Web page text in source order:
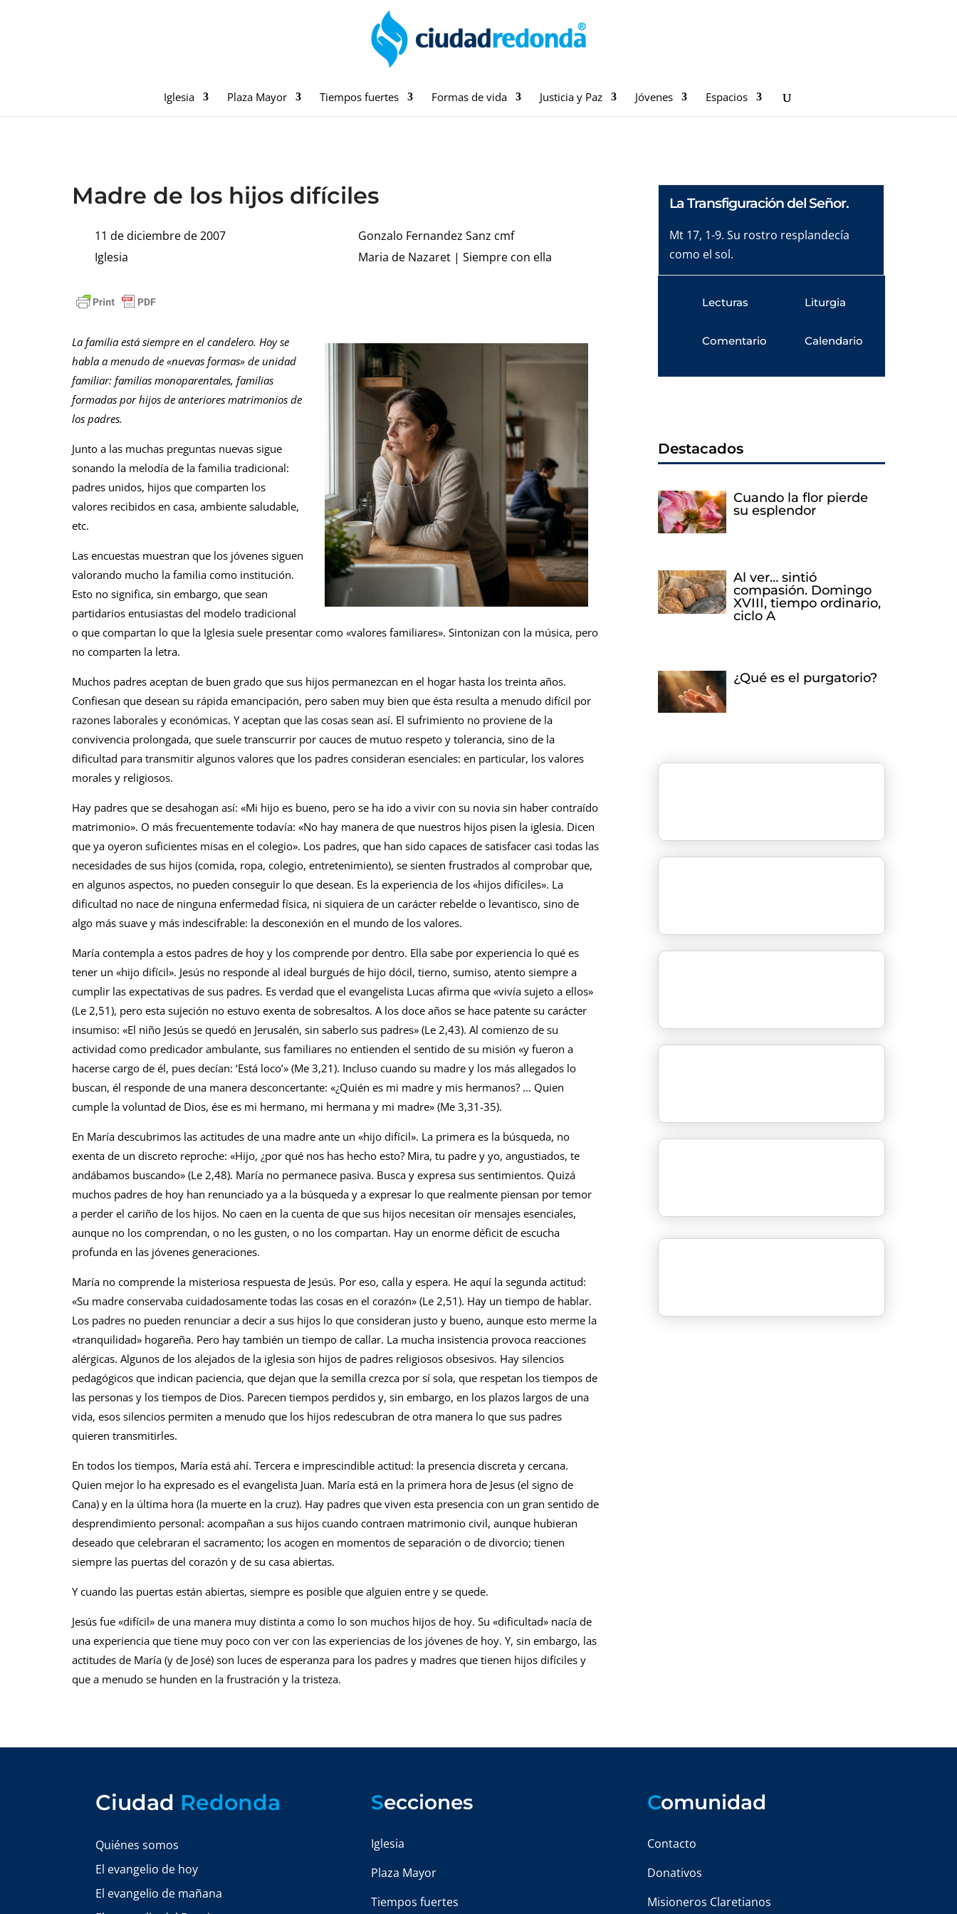
Iglesia Plaza Mayor Tiempos fuertes Formas de vida Justicia y Paz Jóvenes Espacios
Madre de los hijos difíciles
11 de diciembre de 2007
Iglesia
Gonzalo Fernandez Sanz cmf
Maria de Nazaret |Siempre con ella
La familia está siempre en el candelero. Hoy se
habla a menudo de «nuevas formas» de unidad
familiar: familias monoparentales, familias
formadas por hijos de anteriores matrimonios de
los padres.
Junto a las muchas preguntas nuevas sigue
sonando la melodía de la familia tradicional:
padres unidos, hijos que comparten los
valores recibidos en casa, ambiente saludable,
etc.
Las encuestas muestran que los jóvenes siguen
valorando mucho la familia como institución.
Esto no significa, sin embargo, que sean
partidarios entusiastas del modelo tradicional
o que compartan lo que la Iglesia suele presentar como «valores familiares». Sintonizan con la música, pero
no comparten la letra.
Muchos padres aceptan de buen grado que sus hijos permanezcan en el hogar hasta los treinta años.
Confiesan que desean su rápida emancipación, pero saben muy bien que ésta resulta a menudo difícil por
razones laborales y económicas. Y aceptan que las cosas sean así. El sufrimiento no proviene de la
convivencia prolongada, que suele transcurrir por cauces de mutuo respeto y tolerancia, sino de la
dificultad para transmitir algunos valores que los padres consideran esenciales: en particular, los valores
morales y religiosos.
Hay padres que se desahogan así: «Mi hijo es bueno, pero se ha ido a vivir con su novia sin haber contraído
matrimonio». O más frecuentemente todavía: «No hay manera de que nuestros hijos pisen la iglesia. Dicen
que ya oyeron suficientes misas en el colegio». Los padres, que han sido capaces de satisfacer casi todas las
necesidades de sus hijos (comida, ropa, colegio, entretenimiento), se sienten frustrados al comprobar que,
en algunos aspectos, no pueden conseguir lo que desean. Es la experiencia de los «hijos difíciles». La
dificultad no nace de ninguna enfermedad física, ni siquiera de un carácter rebelde o levantisco, sino de
algo más suave y más indescifrable: la desconexión en el mundo de los valores.
María contempla a estos padres de hoy y los comprende por dentro. Ella sabe por experiencia lo qué es
tener un «hijo difícil». Jesús no responde al ideal burgués de hijo dócil, tierno, sumiso, atento siempre a
cumplir las expectativas de sus padres. Es verdad que el evangelista Lucas afirma que «vivía sujeto a ellos»
(Le 2,51), pero esta sujeción no estuvo exenta de sobresaltos. A los doce años se hace patente su carácter
insumiso: «El niño Jesús se quedó en Jerusalén, sin saberlo sus padres» (Le 2,43). Al comienzo de su
actividad como predicador ambulante, sus familiares no entienden el sentido de su misión «y fueron a
hacerse cargo de él, pues decían: ‘Está loco’» (Me 3,21). Incluso cuando su madre y los más allegados lo
buscan, él responde de una manera desconcertante: «¿Quién es mi madre y mis hermanos? … Quien
cumple la voluntad de Dios, ése es mi hermano, mi hermana y mi madre» (Me 3,31-35).
En María descubrimos las actitudes de una madre ante un «hijo difícil». La primera es la búsqueda, no
exenta de un discreto reproche: «Hijo, ¿por qué nos has hecho esto? Mira, tu padre y yo, angustiados, te
andábamos buscando» (Le 2,48). María no permanece pasiva. Busca y expresa sus sentimientos. Quizá
muchos padres de hoy han renunciado ya a la búsqueda y a expresar lo que realmente piensan por temor
a perder el cariño de los hijos. No caen en la cuenta de que sus hijos necesitan oír mensajes esenciales,
aunque no los comprendan, o no les gusten, o no los compartan. Hay un enorme déficit de escucha
profunda en las jóvenes generaciones.
María no comprende la misteriosa respuesta de Jesús. Por eso, calla y espera. He aquí la segunda actitud:
«Su madre conservaba cuidadosamente todas las cosas en el corazón» (Le 2,51). Hay un tiempo de hablar.
Los padres no pueden renunciar a decir a sus hijos lo que consideran justo y bueno, aunque esto merme la
«tranquilidad» hogareña. Pero hay también un tiempo de callar. La mucha insistencia provoca reacciones
alérgicas. Algunos de los alejados de la iglesia son hijos de padres religiosos obsesivos. Hay silencios
pedagógicos que indican paciencia, que dejan que la semilla crezca por sí sola, que respetan los tiempos de
las personas y los tiempos de Dios. Parecen tiempos perdidos y, sin embargo, en los plazos largos de una
vida, esos silencios permiten a menudo que los hijos redescubran de otra manera lo que sus padres
quieren transmitirles.
En todos los tiempos, María está ahí. Tercera e imprescindible actitud: la presencia discreta y cercana.
Quien mejor lo ha expresado es el evangelista Juan. María está en la primera hora de Jesus (el signo de
Cana) y en la última hora (la muerte en la cruz). Hay padres que viven esta presencia con un gran sentido de
desprendimiento personal: acompañan a sus hijos cuando contraen matrimonio civil, aunque hubieran
deseado que celebraran el sacramento; los acogen en momentos de separación o de divorcio; tienen
siempre las puertas del corazón y de su casa abiertas.
Y cuando las puertas están abiertas, siempre es posible que alguien entre y se quede.
Jesús fue «difícil» de una manera muy distinta a como lo son muchos hijos de hoy. Su «dificultad» nacía de
una experiencia que tiene muy poco con ver con las experiencias de los jóvenes de hoy. Y, sin embargo, las
actitudes de María (y de José) son luces de esperanza para los padres y madres que tienen hijos difíciles y
que a menudo se hunden en la frustración y la tristeza.
La Transfiguración del Señor.
Mt 17, 1-9. Su rostro resplandecía
como el sol.
Lecturas
Comentario
Liturgia
Calendario
Destacados
Cuando la flor pierde
su esplendor
Al ver… sintió
compasión. Domingo
XVIII, tiempo ordinario,
ciclo A
¿Qué es el purgatorio?
Ciudad Redonda
Quiénes somos
El evangelio de hoy
El evangelio de mañana
Secciones
Iglesia
Plaza Mayor
Tiempos fuertes
Comunidad
Contacto
Donativos
Misioneros Claretianos